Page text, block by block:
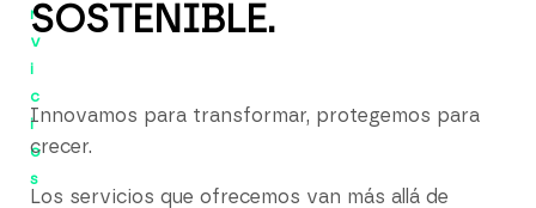
r
v
i
c
i
o
s
SOSTENIBLE.
Innovamos para transformar, protegemos para
crecer.
Los servicios que ofrecemos van más allá de